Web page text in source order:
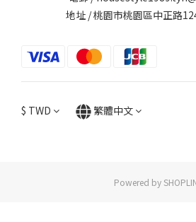
地址 / 桃園市桃園區中正路
$ TWD 繁體中文
Powered by